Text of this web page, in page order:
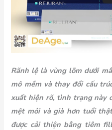
Rãnh lệ là vùng lõm dưới
mô mềm và thay đổi cấu
xuất hiện rõ, tình trạng này
mệt mỏi và già hơn tuổi
được cải thiện bằng tiêm